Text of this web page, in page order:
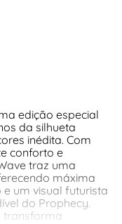
edição especial
da silhueta
inédita. Com
conforto e
traz uma
máxima
um visual futurista
do Prophecy.
transforma